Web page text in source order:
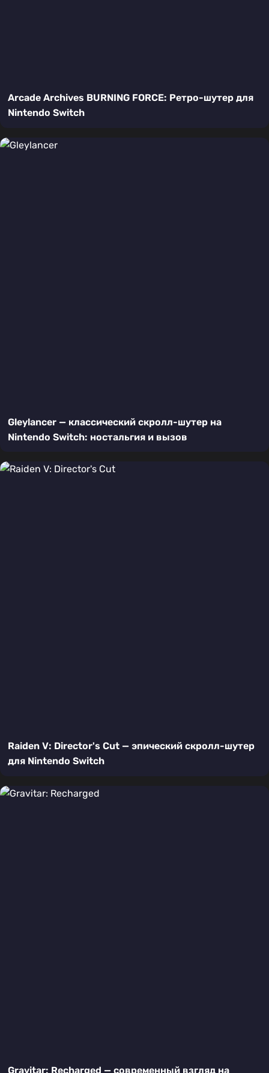
Arcade Archives BURNING FORCE: Ретро-шутер для
Nintendo Switch
Gleylancer — классический скролл-шутер на
Nintendo Switch: ностальгия и вызов
Raiden V: Director's Cut — эпический скролл-шутер
для Nintendo Switch
Gravitar: Recharged — современный взгляд на